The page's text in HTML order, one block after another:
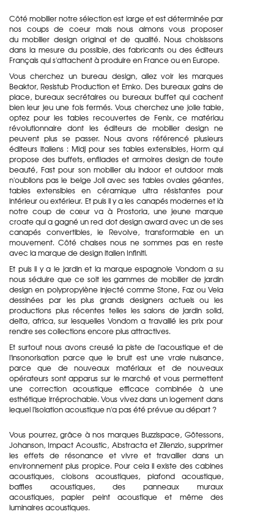
Côté mobilier notre sélection est large et est déterminée par
nos coups de coeur mais nous aimons vous proposer
dumobilier design originalet de qualité. Nous choisissons
dans la mesure du possible, des fabricants ou des éditeurs
Français qui s'attachent à produire en France ou en Europe.
Vous cherchez unbureau design, allez voir les marques
Beaktor, Resistub Production et Emko. Des bureaux gains de
place, bureaux secrétaires ou bureaux buffet qui cachent
bien leur jeu une fois fermés. Vous cherchez une jolie table,
optez pour les tables recouvertes de Fenix, ce matériau
révolutionnaire dont les éditeurs de mobilier design ne
peuvent plus se passer. Nous avons référencé plusieurs
éditeurs italiens : Midj pour ses tables extensibles, Horm qui
propose des buffets, enfilades et armoires design de toute
beauté, Fast pour son mobilier alu indoor et outdoor mais
n'oublions pas le belge Joli avec ses tables ovales géantes,
tables extensibles en céramique ultra résistantes pour
intérieur ou extérieur. Et puis il y a les canapés modernes et là
notre coup de cœur va à Prostoria, une jeune marque
croate qui a gagné un red dot design award avec un de ses
canapés convertibles, le Revolve, transformable en un
mouvement. Côté chaises nous ne sommes pas en reste
avec la marque de design italien Infiniti.
Et puis il y a le jardin et la marque espagnole Vondom a su
nous séduire que ce soit les gammes de mobilier de jardin
design en polypropylène injecté comme Stone, Faz ou Vela
dessinées par les plus grands designers actuels ou les
productions plus récentes telles les salons de jardin solid,
delta, africa, sur lesquelles Vondom a travaillé les prix pour
rendre ses collections encore plus attractives.
Et surtout nous avons creusé la piste del'acoustique et de
l'insonorisation parce que le bruit est une vraie nuisance,
parce que de nouveaux matériaux et de nouveaux
opérateurs sont apparus sur le marché et vous permettent
une correction acoustique efficace combinée à une
esthétique irréprochable. Vous vivez dans un logement dans
lequel l'isolation acoustique n'a pas été prévue au départ ?
Vous pourrez, grâce à nos marques Buzzispace, Götessons,
Johanson, Impact Acoustic, Abstracta et Zilenzio, supprimer
les effets de résonance et vivre et travailler dans un
environnement plus propice. Pour cela il existe des cabines
acoustiques, cloisons acoustiques, plafond acoustique,
baffles acoustiques, des panneaux muraux
acoustiques, papier peint acoustique et même des
luminaires acoustiques.